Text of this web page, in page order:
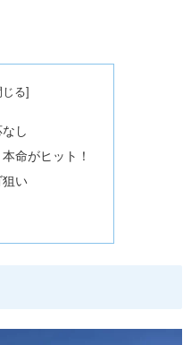
し
命がヒット！
狙い